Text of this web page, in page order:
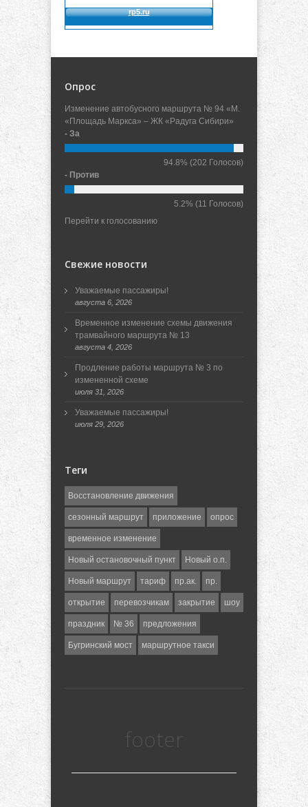
Опрос
Изменение автобусного маршрута № 94 «М.
«Площадь Маркса» – ЖК «Радуга Сибири»
- За
94.8% (202 Голосов)
- Против
5.2% (11 Голосов)
Перейти к голосованию
Свежие новости
Уважаемые пассажиры!
августа 6, 2026
Временное изменение схемы движения
трамвайного маршрута № 13
августа 4, 2026
Продление работы маршрута № 3 по
измененной схеме
июля 31, 2026
Уважаемые пассажиры!
июля 29, 2026
Теги
Восстановление движения
сезонный маршрут приложение опрос
временное изменение
Новый остановочный пункт Новый о.п.
Новый маршрут тариф пр.ак. пр.
открытие перевозчикам закрытие шоу
праздник № 36 предложения
Бугринский мост маршрутное такси
footer